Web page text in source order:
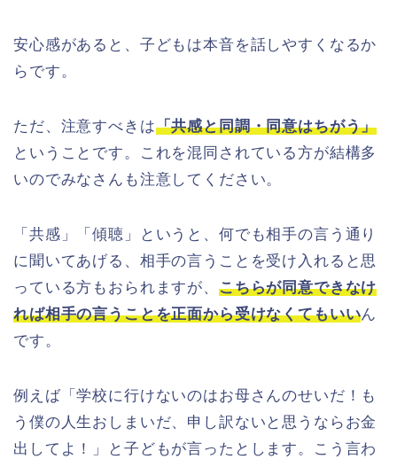
安心感があると、子どもは本音を話しやすくなるか
らです。
ただ、注意すべきは「共感と同調・同意はちがう」
ということです。これを混同されている方が結構多
いのでみなさんも注意してください。
「共感」「傾聴」というと、何でも相手の言う通り
に聞いてあげる、相手の言うことを受け入れると思
っている方もおられますが、 こちらが同意できなけ
れば相手の言うことを正面から受けなくてもいいん
です。
例えば「学校に行けないのはお母さんのせいだ！も
う僕の人生おしまいだ、申し訳ないと思うならお金
出してよ！」と子どもが言ったとします。こう言わ